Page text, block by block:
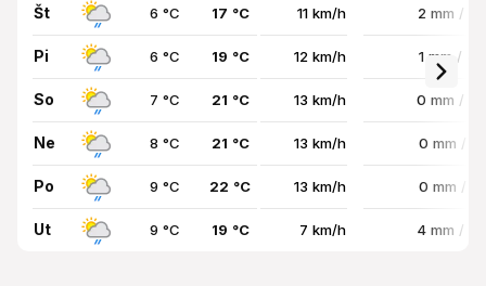
Št 6 °C 17 °C 11 km/h 2 mm /
Pi 6 °C 19 °C 12 km/h 1 mm /
So 7 °C 21 °C 13 km/h 0 mm /
Ne 8 °C 21 °C 13 km/h 0 mm /
Po 9 °C 22 °C 13 km/h 0 mm /
Ut 9 °C 19 °C 7 km/h 4 mm /